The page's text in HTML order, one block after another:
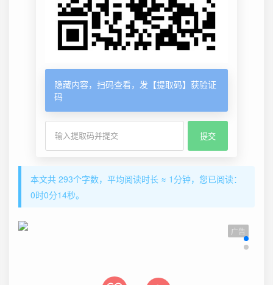
隐藏内容，扫码查看，发【提取码】获验证
码
本文共 293个字数，平均阅读时长 ≈ 1分钟，您已阅读：
0时0分14秒。
广告